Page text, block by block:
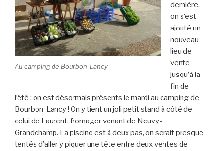
Au camping de Bourbon-Lancy
dernière,
on s’est
ajouté un
nouveau
lieu de
vente
jusqu’à la
fin de
l’été : on est désormais présents le mardi au camping de
Bourbon-Lancy ! On y tient un joli petit stand à côté de
celui de Laurent, fromager venant de Neuvy-
Grandchamp. La piscine est à deux pas, on serait presque
tentés d’aller y piquer une tête entre deux ventes de